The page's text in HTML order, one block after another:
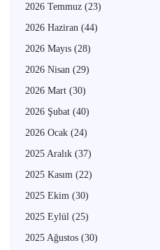
2026 Temmuz (23)
2026 Haziran (44)
2026 Mayıs (28)
2026 Nisan (29)
2026 Mart (30)
2026 Şubat (40)
2026 Ocak (24)
2025 Aralık (37)
2025 Kasım (22)
2025 Ekim (30)
2025 Eylül (25)
2025 Ağustos (30)